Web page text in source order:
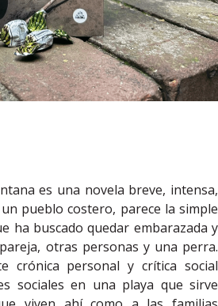
es una novela breve, intensa,
pueblo costero, parece la simple
ha buscado quedar embarazada y
otras personas y una perra.
crónica personal y crítica social
sociales en una playa que sirve